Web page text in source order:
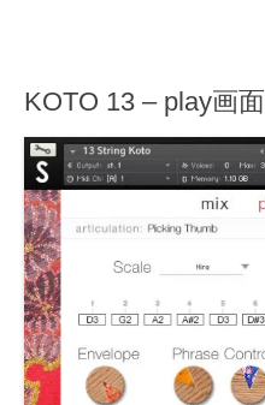
KOTO 13 – play画面